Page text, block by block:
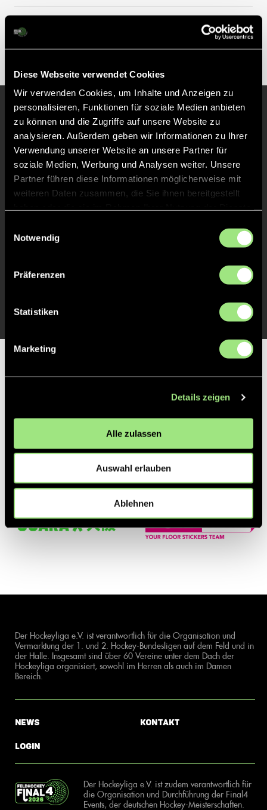
Diese Webseite verwendet Cookies
Wir verwenden Cookies, um Inhalte und Anzeigen zu
personalisieren, Funktionen für soziale Medien anbieten
zu können und die Zugriffe auf unsere Website zu
analysieren. Außerdem geben wir Informationen zu Ihrer
Verwendung unserer Website an unsere Partner für
soziale Medien, Werbung und Analysen weiter. Unsere
Partner führen diese Informationen möglicherweise mit
weiteren Daten zusammen, die Sie ihnen bereitgestellt
Notwendig
Präferenzen
Statistiken
Marketing
Details zeigen
Alle zulassen
Auswahl erlauben
Ablehnen
Internationale Teilnahmen und Erfolge
Unsere anderen Spieler
Feldspieler*in
Nick
Der Hockeyliga e.V. ist verantwortlich für die Organisation und
Vermarktung der 1. und 2. Hockey-Bundesligen auf dem Feld und in
der Halle. Insgesamt sind über 60 Vereine unter dem Dach der
Hockeyliga organisiert, sowohl im Herren als auch im Damen
Bereich.
News
Login
Kontakt
Der Hockeyliga e.V. ist zudem verantwortlich für
die Organisation und Durchführung der Final4
Events, der deutschen Hockey-Meisterschaften.